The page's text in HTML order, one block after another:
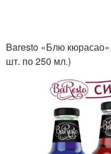
Baresto «Блю
шт. по 250 мл.)